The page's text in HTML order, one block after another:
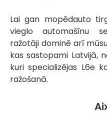
Lai gan mopēdauto
vieglo automašīnu
ražotāji dominē arī
kas sastopami Latvijā,
kuri specializējas L6e
ražošanā.